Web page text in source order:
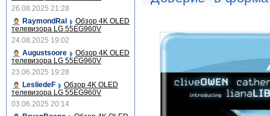
26.08.2025 21:28
RaymondRal
Обзор 4K OLED
телевизора LG 55EG960V
24.08.2025 19:02
Augustsoore
Обзор 4K OLED
телевизора LG 55EG960V
23.06.2025 19:28
LesliedeF
Обзор 4K OLED
телевизора LG 55EG960V
03.06.2025 20:14